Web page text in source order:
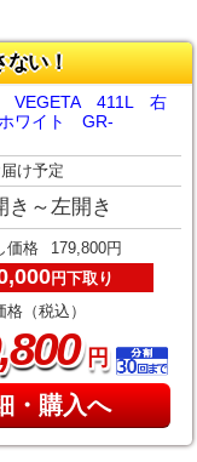
ない！
VEGETA 411L 右
ワイト GR-
け予定
き～左開き
価格 179,800円
円下取り
格（税込）
,800円
・購入へ